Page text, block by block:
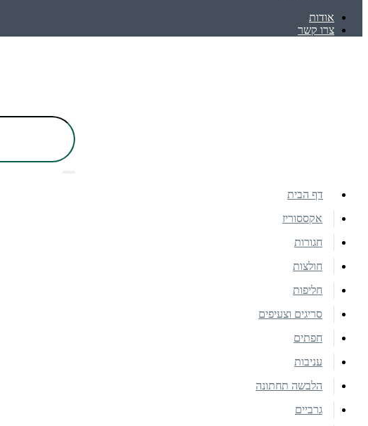
אודות
צרו קשר
דף הבית
אקססוריז
חגורות
חולצות
חליפות
סריגים וצעיפים
חפתים
עניבות
הלבשה תחתונה
גרביים